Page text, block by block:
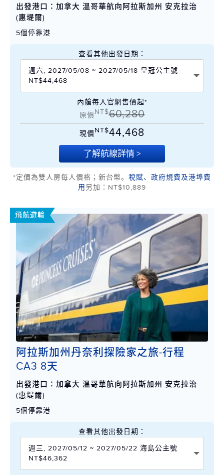
出發港口：加拿大 溫哥華航向阿拉斯加州 安克拉治
(惠堤爾)
5個停靠港
查看其他出發日期：
週六, 2027/05/08 ~ 2027/05/18 皇冠公主號
NT$44,468
內艙每人官網售價起*
原價NT$60,280
現價NT$44,468
了解航線詳情 >
*定價為雙人房每人價格；新台幣。 稅賦、政府規費及港埠費
用 另加：NT$10,889
飛航遊輪
阿拉斯加州丹奈利探險家之旅-行程
CA3 8天
出發港口：加拿大 溫哥華航向阿拉斯加州 安克拉治
(惠堤爾)
5個停靠港
查看其他出發日期：
週三, 2027/05/12 ~ 2027/05/22 海島公主號
NT$46,362